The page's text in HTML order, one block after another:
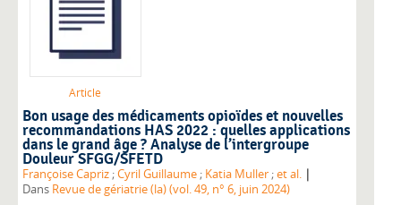
Article
Bon usage des médicaments opioïdes et nouvelles
recommandations HAS 2022 : quelles applications
dans le grand âge ? Analyse de l’intergroupe
Douleur SFGG/SFETD
Françoise Capriz ;Cyril Guillaume ; Katia Muller ;et al. |
Dans Revue de gériatrie (la) (vol. 49, n° 6, juin 2024)